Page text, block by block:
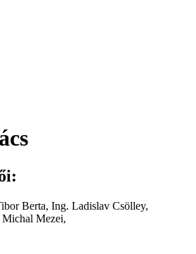
Berta, Ing. Ladislav Csölley,
Mezei,